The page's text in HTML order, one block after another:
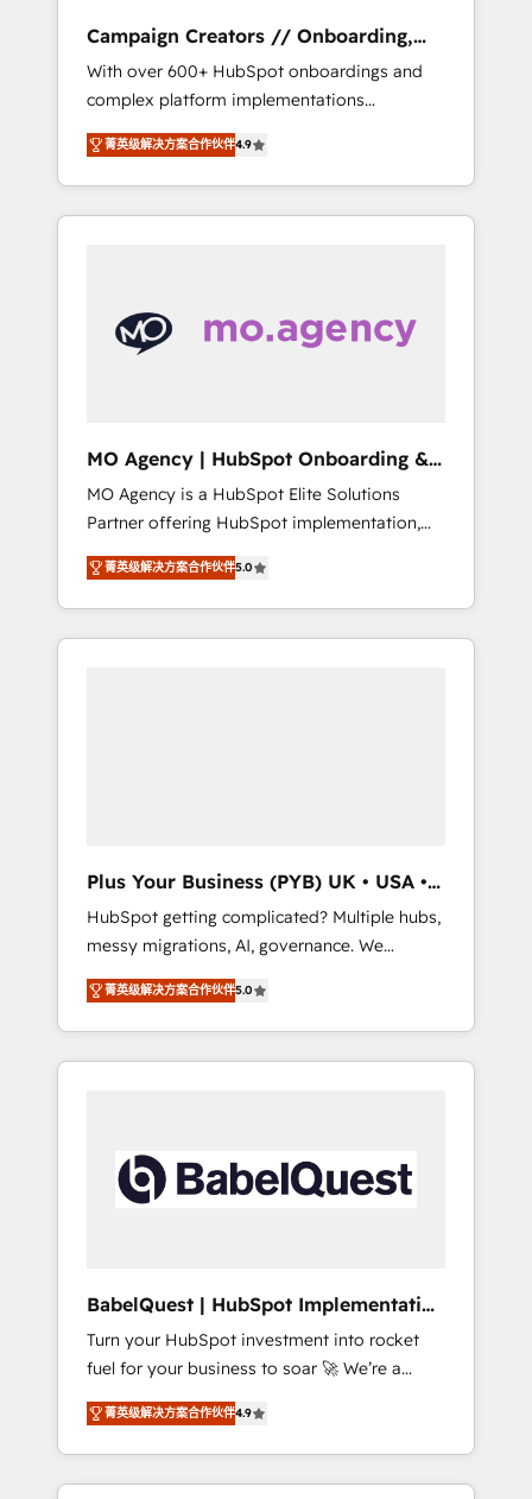
supported over 500 organisations with
HubSpot implementation, optimisation,
training, and adoption assurance. Our tried
and tested Roadmap methodology will
ensure that you receive the best deployment
experience possible. Whether you are new to
HubSpot or seeking to turn around a poor
Campaign Creators // Onboarding,
CRM Migration
With over 600+ HubSpot onboardings and
complex platform implementations
delivered, CC is the go-to Elite Solutions
Partner for businesses ready to migrate,
replatform, and scale smarter. We specialize
in high-impact CRM and CMS migrations and
turning fragmented systems into unified,
growth-ready HubSpot architectures that
custom integrations across your full tech
stack. - Custom object setup, CMS builds, and
full-funnel automation. - Dashboards,
lifecycle campaigns, and lead nurturing
sequences. - Cross-hub setup across
Marketing, Sales, Operations, and Service
Hubs. - Ongoing optimization, managed
菁英级解决方案合作伙伴4.9
MO Agency | HubSpot Onboarding &
Implementation
MO Agency is a HubSpot Elite Solutions
Partner offering HubSpot implementation,
marketing automation, CRM and RevOps
consulting, B2B SEO, paid media, content
marketing, AEO and GEO (AI search
optimisation), and HubSpot Content Hub
Google AI Overviews. HubSpot Impact Award
- Customer First HubSpot Impact Award -
Integrations Innovation HubSpot Impact
Award - Platform Migration Excellence
HubSpot Impact Award - Platform Excellence
40+ full-time HubSpot professionals. 100s of
certifications and accreditations with
菁英级解决方案合作伙伴5.0
Plus Your Business (PYB) UK • USA •
Europe
HubSpot getting complicated? Multiple hubs,
messy migrations, AI, governance. We
organise that complexity, so your team can
put HubSpot to work... Welcome to our
Profile! We help with: • CRM implementation,
reports, workflows, and team training • CRM
governance for HubSpot-centred operations
A little about us: • Boutique 'Elite' team of 12 •
42001:2023 certified - the AI management
standard • GuardHub: our AI governance
framework, built on ISO 42001 Ready for the
next step? Click the 👈 '𝗖𝗼𝗻𝘁𝗮𝗰𝘁 𝗯𝘂𝘀𝗶𝗻𝗲𝘀𝘀'
button to get in touch (𝘸𝘦'𝘳𝘦 𝘴𝘶𝘱𝘦𝘳
𝘳𝘦𝘴𝘱𝘰𝘯𝘴𝘪𝘷𝘦)
菁英级解决方案合作伙伴5.0
BabelQuest | HubSpot Implementation
& Consultancy
Turn your HubSpot investment into rocket
fuel for your business to soar 🚀 We’re a
team of accredited HubSpot experts ready
to help you. We can implement the platform
into complex business environments,
optimise what you've got and make sure you
菁英级解决方案合作伙伴4.9